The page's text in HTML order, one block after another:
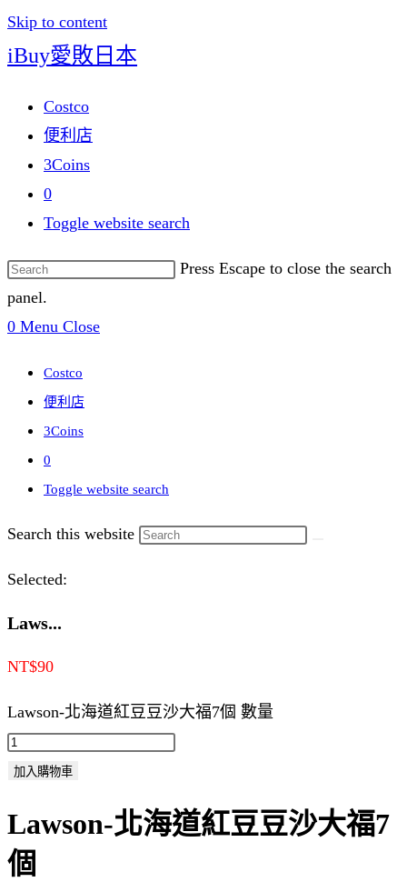
Skip to content
iBuy愛敗日本
Costco
便利店
3Coins
0
Toggle website search
Press Escape to close the search
panel.
0 Menu Close
Costco
便利店
3Coins
0
Toggle website search
Search this website
Selected:
Laws...
NT$90
Lawson-北海道紅豆豆沙大福7個 數量
加入購物車
Lawson-北海道紅豆豆沙大福7
個